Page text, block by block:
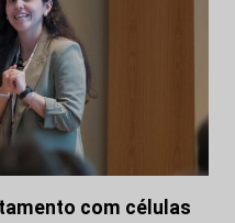
com células